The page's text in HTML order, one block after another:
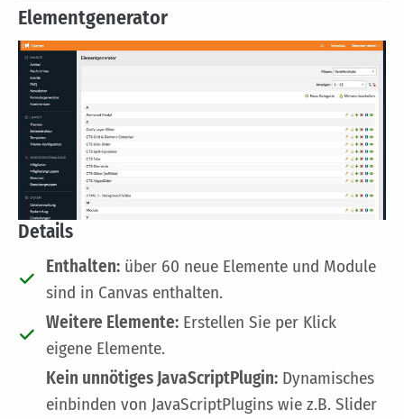
Elementgenerator
Details
Enthalten:über 60 neue Elemente und Module
sind in Canvas enthalten.
Weitere Elemente:Erstellen Sie per Klick
eigene Elemente.
Kein unnötiges JavaScriptPlugin:Dynamisches
einbinden von JavaScriptPlugins wie z.B. Slider